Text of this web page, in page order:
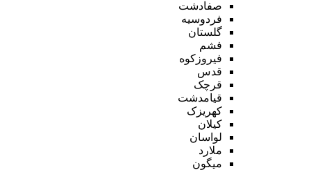
صفادشت
فردوسیه
گلستان
فشم
فیروزکوه
قدس
قرچک
قیامدشت
کهریزک
کیلان
لواسان
ملارد
میگون